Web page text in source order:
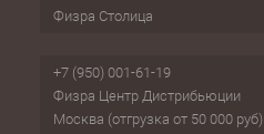
Физра Столица
+7 (950) 001-61-19
Физра Центр Дистрибьюции
Москва (отгрузка от 50 000 руб)